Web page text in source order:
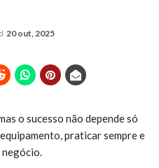
20 out, 2025
o sucesso não depende só
praticar sempre e